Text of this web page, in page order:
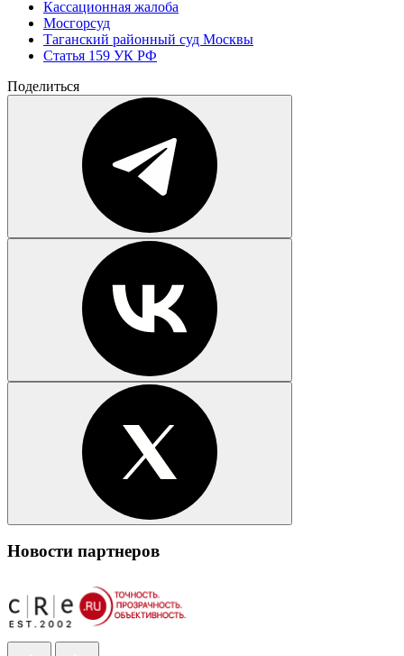
Кассационная жалоба
Мосгорсуд
Таганский районный суд Москвы
Статья 159 УК РФ
Поделиться
Новости партнеров